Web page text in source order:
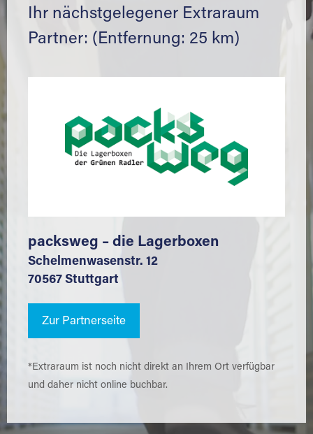
Ihr nächstgelegener Extraraum
Partner: (Entfernung: 25 km)
packsweg – die Lagerboxen
Schelmenwasenstr. 12
70567 Stuttgart
Zur Partnerseite
*Extraraum ist noch nicht direkt an Ihrem Ort verfügbar
und daher nicht online buchbar.